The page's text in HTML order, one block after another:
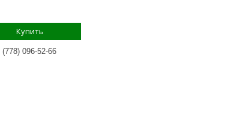
Купить
(778) 096-52-66